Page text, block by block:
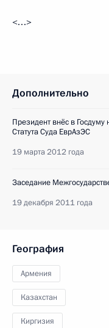
<…>
Дополнительно
Президент внёс в
Статута Суда ЕврАзЭС
19 марта 2012 года
Заседание
19 декабря 2011 года
География
Армения
Казахстан
Киргизия